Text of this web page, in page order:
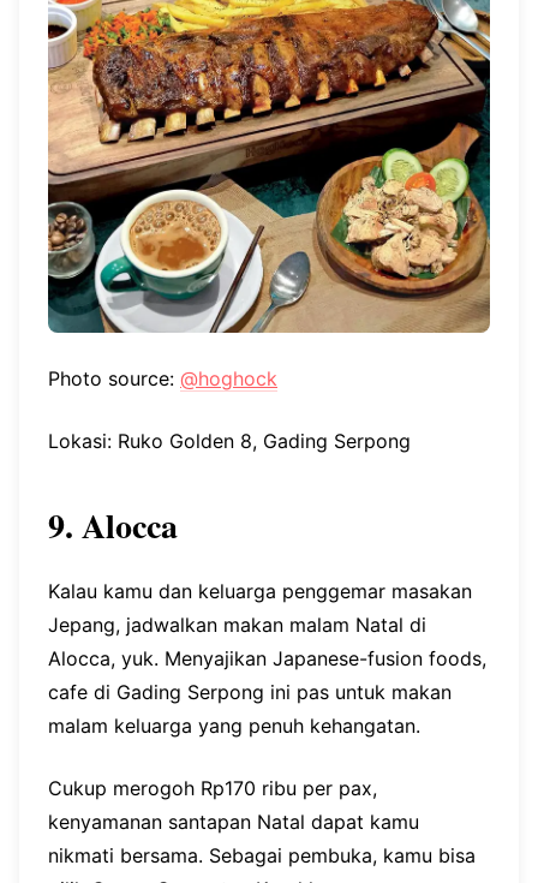
Photo source: @hoghock
Lokasi: Ruko Golden 8, Gading Serpong
9. Alocca
Kalau kamu dan keluarga penggemar masakan
Jepang, jadwalkan makan malam Natal di
Alocca, yuk. Menyajikan Japanese-fusion foods,
cafe di Gading Serpong ini pas untuk makan
malam keluarga yang penuh kehangatan.
Cukup merogoh Rp170 ribu per pax,
kenyamanan santapan Natal dapat kamu
nikmati bersama. Sebagai pembuka, kamu bisa